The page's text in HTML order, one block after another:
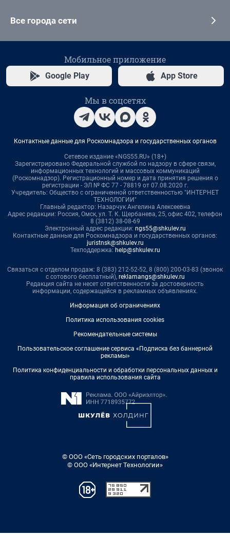
Все города сети
Мобильное приложение
Google Play App Store
Мы в соцсетях
Контактные данные для Роскомнадзора и государственных органов
Сетевое издание «NGS55.RU» (18+)
Зарегистрировано Федеральной службой по надзору в сфере связи,
информационных технологий и массовых коммуникаций
(Роскомнадзор). Регистрационный номер и дата принятия решения о
регистрации - ЭЛ № ФС 77 - 78819 от 07.08.2020 г.
Учредитель: Общество с ограниченной ответственностью "ИНТЕРНЕТ
ТЕХНОЛОГИИ"
Главный редактор: Назарчук Ангелина Алексеевна
Адрес редакции: Россия, Омск, ул. Т. К. Щербанева, 25, офис 402, телефон
8 (3812) 38-08-69
Электронный адрес редакции: ngs55@shkulev.ru
Контактные данные для Роскомнадзора и государственных органов:
juristnsk@shkulev.ru
Техподдержка: help@shkulev.ru
Связаться с отделом продаж: 8 (383) 212-52-52, 8 (800) 200-03-83 (звонок
с сотового бесплатный), reklamangs@shkulev.ru
Редакция сайта не несет ответственности за достоверность
информации, содержащейся в рекламных объявлениях.
Информация об ограничениях
Политика использования cookies
Рекомендательные системы
Пользовательское соглашение сервиса «Подписка без баннерной
рекламы»
Политика конфиденциальности и обработки персональных данных и
правила использования сайта
© ООО «Сеть городских порталов»
© ООО «Интернет Технологии»